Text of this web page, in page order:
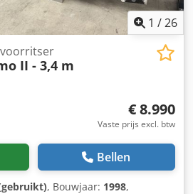
1 /26
II - 3,4 m
€ 8.990
Vaste prijs excl. btw
Bellen
, Bouwjaar: 1998,